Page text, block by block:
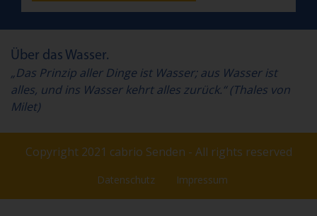
Über das Wasser.
„Das Prinzip aller Dinge ist Wasser; aus Wasser ist
alles, und ins Wasser kehrt alles zurück.“ (Thales von
Milet)
Copyright 2021 cabrio Senden - All rights reserved
Datenschutz Impressum